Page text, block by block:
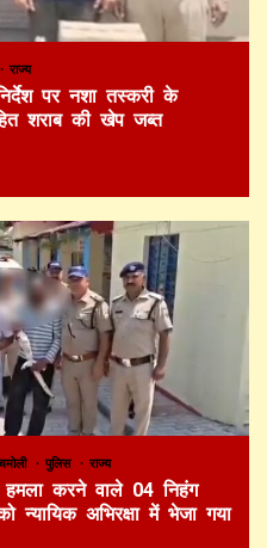
राज्य
पर नशा तस्करी के
शराब की खेप जब्त
पुलिस राज्य
हमला करने वाले 04 निहंग
न्यायिक अभिरक्षा में भेजा गया